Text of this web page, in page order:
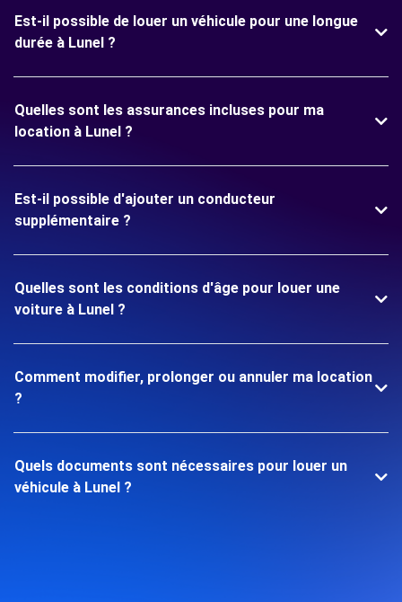
Est-il possible de louer un véhicule pour une longue
durée à Lunel ?
Quelles sont les assurances incluses pour ma
location à Lunel ?
Est-il possible d'ajouter un conducteur
supplémentaire ?
Quelles sont les conditions d'âge pour louer une
voiture à Lunel ?
Comment modifier, prolonger ou annuler ma location
?
Quels documents sont nécessaires pour louer un
véhicule à Lunel ?